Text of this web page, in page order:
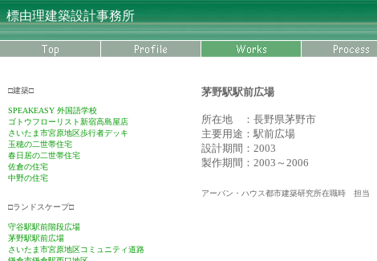
標由理建築設計事務所
茅野駅駅前広場
所在地 ：長野県茅野市
主要用途：駅前広場
設計期間：2003
製作期間：2003～2006
アーバン・ハウス都市建築研究所在職時 担当
□建築□
SPEAKEASY 外国語学校
ゴトウフローリスト新宿高島屋店
さいたま市宮原地区歩行者デッキ
玉穂の二世帯住宅
春日居の二世帯住宅
佐倉の住宅
中野の住宅
□ランドスケープ□
守谷駅駅前階段広場
茅野駅駅前広場
さいたま市宮原地区コミュニティ道路